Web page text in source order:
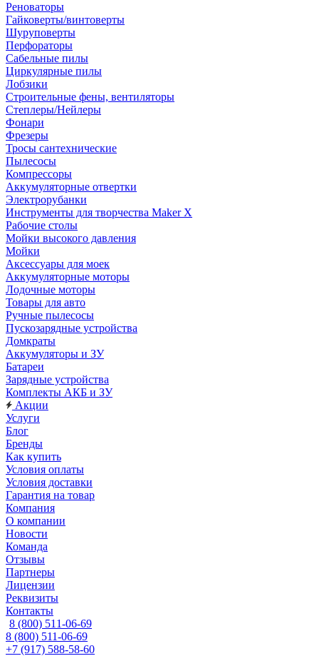
Реноваторы
Гайковерты/винтоверты
Шуруповерты
Перфораторы
Сабельные пилы
Циркулярные пилы
Лобзики
Строительные фены, вентиляторы
Степлеры/Нейлеры
Фонари
Фрезеры
Тросы сантехнические
Пылесосы
Компрессоры
Аккумуляторные отвертки
Электрорубанки
Инструменты для творчества Maker X
Рабочие столы
Мойки высокого давления
Мойки
Аксессуары для моек
Аккумуляторные моторы
Лодочные моторы
Товары для авто
Ручные пылесосы
Пускозарядные устройства
Домкраты
Аккумуляторы и ЗУ
Батареи
Зарядные устройства
Комплекты АКБ и ЗУ
Акции
Услуги
Блог
Бренды
Как купить
Условия оплаты
Условия доставки
Гарантия на товар
Компания
О компании
Новости
Команда
Отзывы
Партнеры
Лицензии
Реквизиты
Контакты
8 (800) 511-06-69
8 (800) 511-06-69
+7 (917) 588-58-60